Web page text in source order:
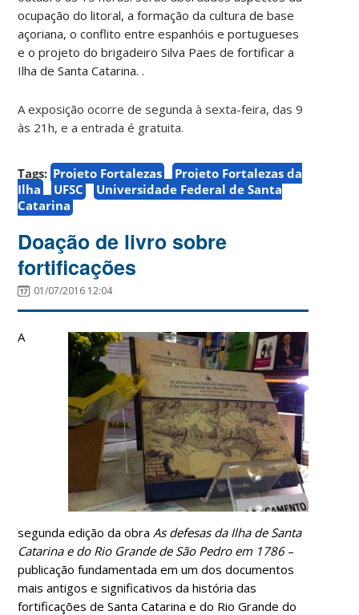
ocupação do litoral, a formação da cultura de base
açoriana, o conflito entre espanhóis e portugueses
e o projeto do brigadeiro Silva Paes de fortificar a
Ilha de Santa Catarina. .
A exposição ocorre de segunda à sexta-feira, das 9
às 21h, e a entrada é gratuita.
Tags: Projeto Fortalezas
Projeto Fortalezas da
Ilha
UFSC
Universidade Federal de Santa
Catarina
Doação de livro sobre
fortificações
01/07/2016 12:04
A
segunda edição da obraAs defesas da Ilha de Santa
Catarina e do Rio Grande de São Pedro em 1786–
publicação fundamentada em um dos documentos
mais antigos e significativos da história das
fortificações de Santa Catarina e do Rio Grande do